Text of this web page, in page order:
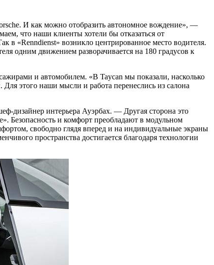
И как можно отобразить автономное вождение», —
что наши клиенты хотели бы отказаться от
в «Renndienst» возникло центрированное место водителя.
одним движением разворачивается на 180 градусов к
и автомобилем. «В Taycan мы показали, насколько
этого наши мысли и работа перенеслись из салона
дизайнер интерьера Ауэрбах. — Другая сторона это
Безопасность и комфорт преобладают в модульном
свободно глядя вперед и на индивидуальные экраны
пространства достигается благодаря технологии